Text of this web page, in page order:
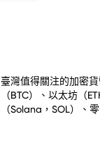
臺灣值得關注的加密
（BTC）、以太坊（
（Solana，SOL）、